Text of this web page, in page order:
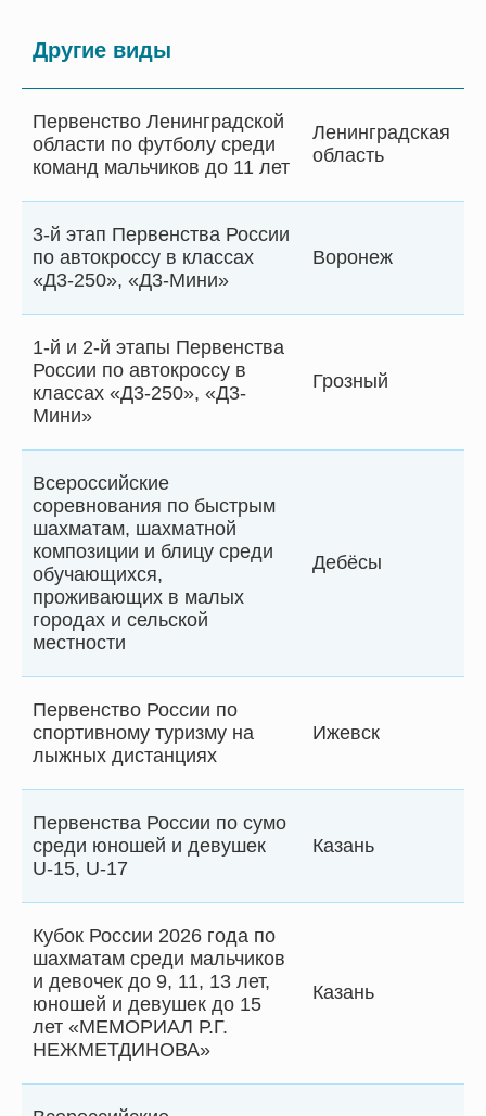
Другие виды
Первенство Ленинградской
области по футболу среди
команд мальчиков до 11 лет
Ленинградская
область
3-й этап Первенства России
по автокроссу в классах
«Д3-250», «Д3-Мини»
Воронеж
1-й и 2-й этапы Первенства
России по автокроссу в
классах «Д3-250», «Д3-
Мини»
Грозный
Всероссийские
соревнования по быстрым
шахматам, шахматной
композиции и блицу среди
обучающихся,
проживающих в малых
городах и сельской
местности
Дебёсы
Первенство России по
спортивному туризму на
лыжных дистанциях
Ижевск
Первенства России по сумо
среди юношей и девушек
U-15, U-17
Казань
Кубок России 2026 года по
шахматам среди мальчиков
и девочек до 9, 11, 13 лет,
юношей и девушек до 15
лет «МЕМОРИАЛ Р.Г.
НЕЖМЕТДИНОВА»
Казань